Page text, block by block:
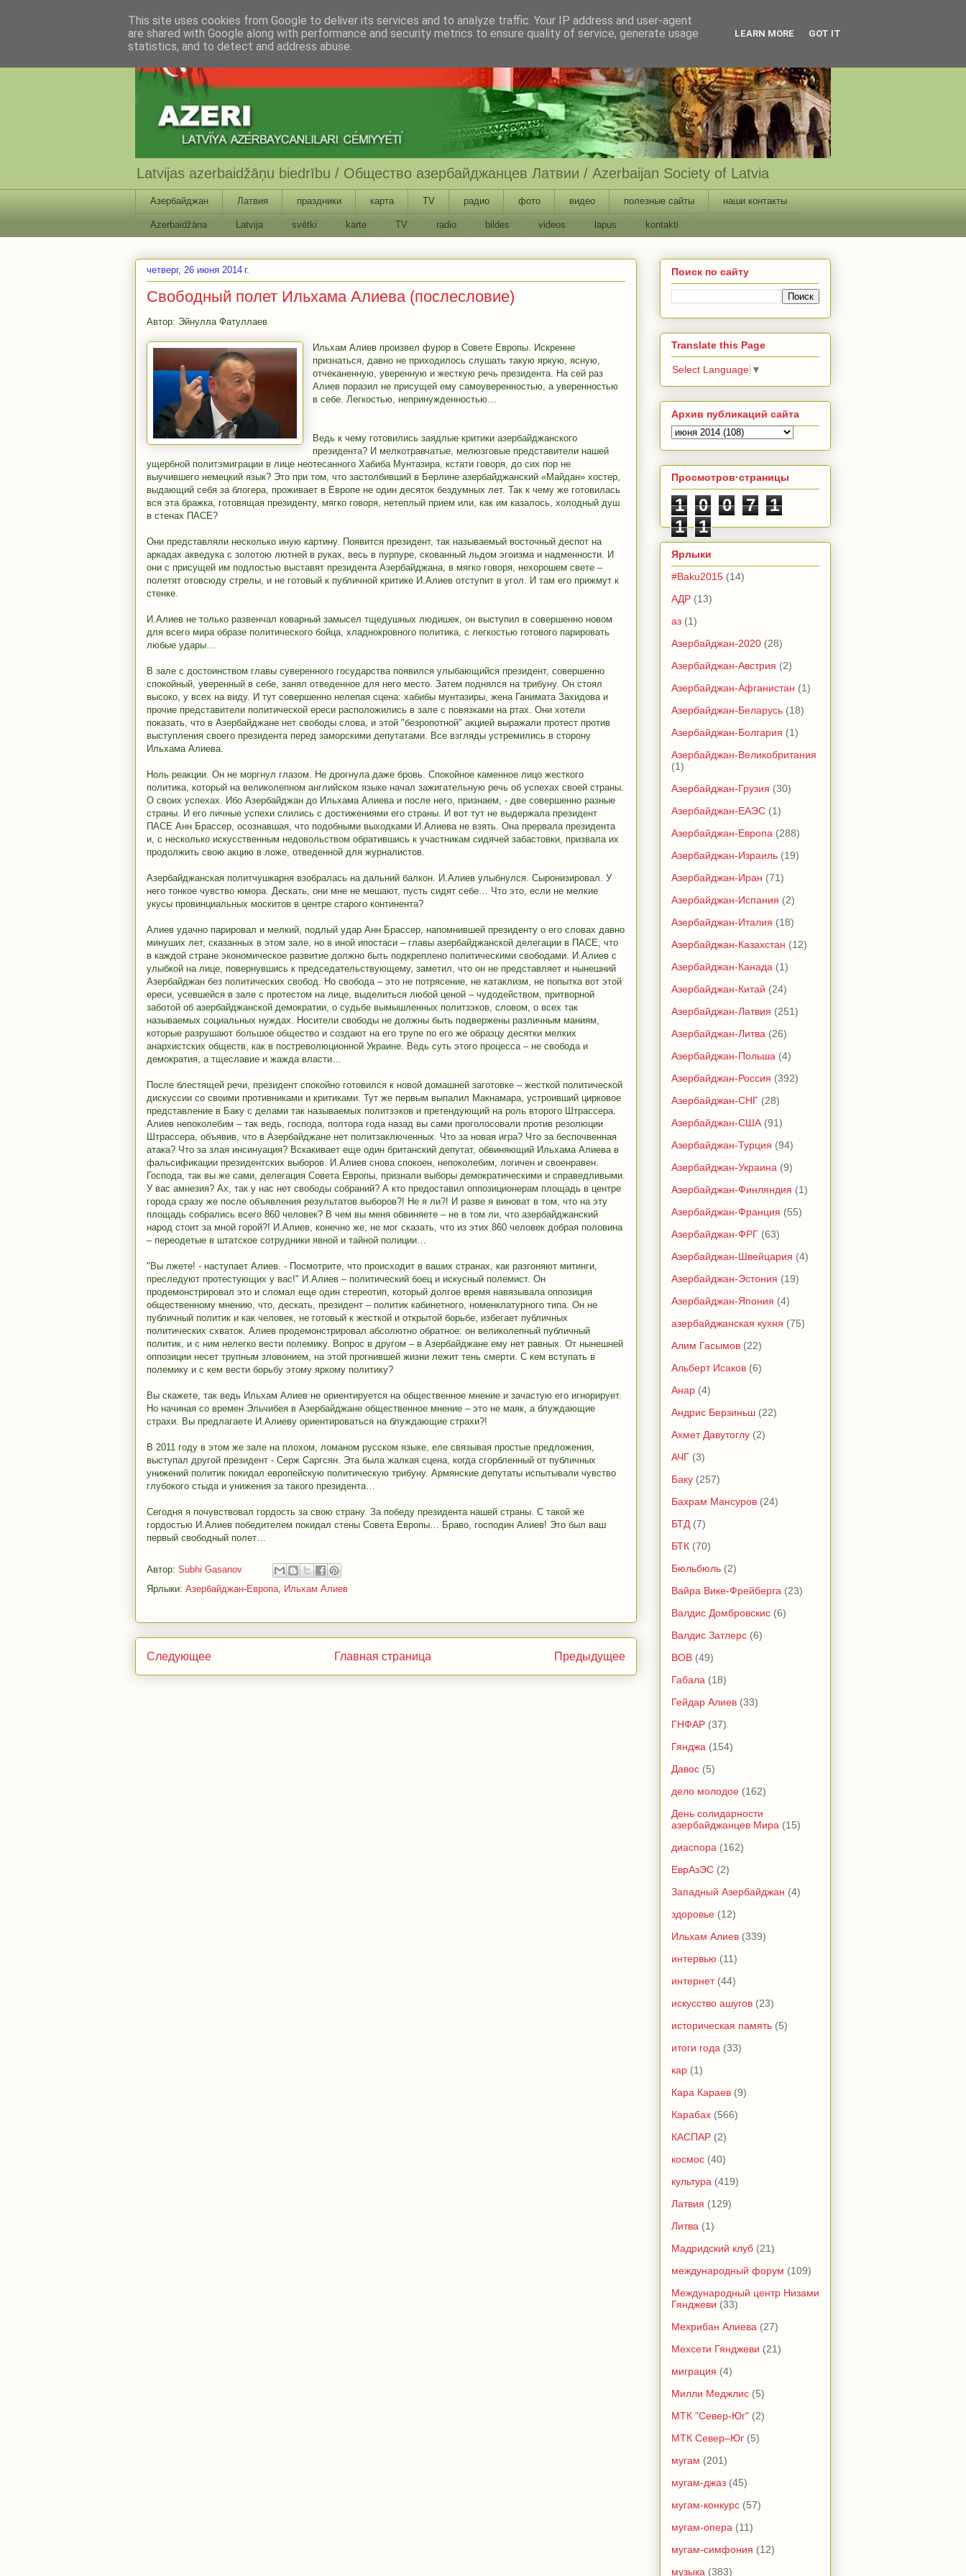
Latvijas azerbaidžāņu biedrību / Общество азербайджанцев Латвии / Azerbaijan Society of Latvia
Азербайджан Латвия праздники карта TV радио фото видео полезные сайты наши контакты
Azerbaidžāna Latvija svētki karte TV radio bildes videos lapus kontakti
четверг, 26 июня 2014 г.
Свободный полет Ильхама Алиева (послесловие)
Автор: Эйнулла Фатуллаев
Ильхам Алиев произвел фурор в Совете Европы. Искренне
признаться, давно не приходилось слушать такую яркую, ясную,
отчеканенную, уверенную и жесткую речь президента. На сей раз
Алиев поразил не присущей ему самоуверенностью, а уверенностью
в себе. Легкостью, непринужденностью…
Ведь к чему готовились заядлые критики азербайджанского
президента? И мелкотравчатые, мелюзговые представители нашей
ущербной политэмиграции в лице неотесанного Хабиба Мунтазира, кстати говоря, до сих пор не
выучившего немецкий язык? Это при том, что застолбивший в Берлине азербайджанский «Майдан» хостер,
выдающий себя за блогера, проживает в Европе не один десяток бездумных лет. Так к чему же готовилась
вся эта бражка, готовящая президенту, мягко говоря, нетеплый прием или, как им казалось, холодный душ
в стенах ПАСЕ?
Они представляли несколько иную картину. Появится президент, так называемый восточный деспот на
аркадах акведука с золотою лютней в руках, весь в пурпуре, скованный льдом эгоизма и надменности. И
они с присущей им подлостью выставят президента Азербайджана, в мягко говоря, нехорошем свете –
полетят отовсюду стрелы, и не готовый к публичной критике И.Алиев отступит в угол. И там его прижмут к
стенке.
И.Алиев не только развенчал коварный замысел тщедушных людишек, он выступил в совершенно новом
для всего мира образе политического бойца, хладнокровного политика, с легкостью готового парировать
любые удары…
В зале с достоинством главы суверенного государства появился улыбающийся президент, совершенно
спокойный, уверенный в себе, занял отведенное для него место. Затем поднялся на трибуну. Он стоял
высоко, у всех на виду. И тут совершенно нелепая сцена: хабибы мунтазиры, жена Ганимата Захидова и
прочие представители политической ереси расположились в зале с повязками на ртах. Они хотели
показать, что в Азербайджане нет свободы слова, и этой "безропотной" акцией выражали протест против
выступления своего президента перед заморскими депутатами. Все взгляды устремились в сторону
Ильхама Алиева.
Ноль реакции. Он не моргнул глазом. Не дрогнула даже бровь. Спокойное каменное лицо жесткого
политика, который на великолепном английском языке начал зажигательную речь об успехах своей страны.
О своих успехах. Ибо Азербайджан до Ильхама Алиева и после него, признаем, - две совершенно разные
страны. И его личные успехи слились с достижениями его страны. И вот тут не выдержала президент
ПАСЕ Анн Брассер, осознавшая, что подобными выходками И.Алиева не взять. Она прервала президента
и, с несколько искусственным недовольством обратившись к участникам сидячей забастовки, призвала их
продолжить свою акцию в ложе, отведенной для журналистов.
Азербайджанская политчушкарня взобралась на дальний балкон. И.Алиев улыбнулся. Сыронизировал. У
него тонкое чувство юмора. Дескать, они мне не мешают, пусть сидят себе… Что это, если не мелкие
укусы провинциальных москитов в центре старого континента?
Алиев удачно парировал и мелкий, подлый удар Анн Брассер, напомнившей президенту о его словах давно
минуших лет, сказанных в этом зале, но в иной ипостаси – главы азербайджанской делегации в ПАСЕ, что
в каждой стране экономическое развитие должно быть подкреплено политическими свободами. И.Алиев с
улыбкой на лице, повернувшись к председательствующему, заметил, что он не представляет и нынешний
Азербайджан без политических свобод. Но свобода – это не потрясение, не катаклизм, не попытка вот этой
ереси, усевшейся в зале с протестом на лице, выделиться любой ценой – чудодейством, притворной
заботой об азербайджанской демократии, о судьбе вымышленных политзэков, словом, о всех так
называемых социальных нуждах. Носители свободы не должны быть подвержены различным маниям,
которые разрушают большое общество и создают на его трупе по его же образцу десятки мелких
анархистских обществ, как в постреволюционной Украине. Ведь суть этого процесса – не свобода и
демократия, а тщеславие и жажда власти…
После блестящей речи, президент спокойно готовился к новой домашней заготовке – жесткой политической
дискуссии со своими противниками и критиками. Тут же первым выпалил Макнамара, устроивший цирковое
представление в Баку с делами так называемых политзэков и претендующий на роль второго Штрассера.
Алиев непоколебим – так ведь, господа, полтора года назад вы сами проголосовали против резолюции
Штрассера, объявив, что в Азербайджане нет политзаключенных. Что за новая игра? Что за беспочвенная
атака? Что за злая инсинуация? Вскакивает еще один британский депутат, обвиняющий Ильхама Алиева в
фальсификации президентских выборов. И.Алиев снова спокоен, непоколебим, логичен и своенравен.
Господа, так вы же сами, делегация Совета Европы, признали выборы демократическими и справедливыми.
У вас амнезия? Ах, так у нас нет свободы собраний? А кто предоставил оппозиционерам площадь в центре
города сразу же после объявления результатов выборов?! Не я ли?! И разве я виноват в том, что на эту
площадь собрались всего 860 человек? В чем вы меня обвиняете – не в том ли, что азербайджанский
народ стоит за мной горой?! И.Алиев, конечно же, не мог сказать, что из этих 860 человек добрая половина
– переодетые в штатское сотрудники явной и тайной полиции…
"Вы лжете! - наступает Алиев. - Посмотрите, что происходит в ваших странах, как разгоняют митинги,
преследуют протестующих у вас!" И.Алиев – политический боец и искусный полемист. Он
продемонстрировал это и сломал еще один стереотип, который долгое время навязывала оппозиция
общественному мнению, что, дескать, президент – политик кабинетного, номенклатурного типа. Он не
публичный политик и как человек, не готовый к жесткой и открытой борьбе, избегает публичных
политических схваток. Алиев продемонстрировал абсолютно обратное: он великолепный публичный
политик, и с ним нелегко вести полемику. Вопрос в другом – в Азербайджане ему нет равных. От нынешней
оппозиции несет трупным зловонием, на этой прогнившей жизни лежит тень смерти. С кем вступать в
полемику и с кем вести борьбу этому яркому политику?
Вы скажете, так ведь Ильхам Алиев не ориентируется на общественное мнение и зачастую его игнорирует.
Но начиная со времен Эльчибея в Азербайджане общественное мнение – это не маяк, а блуждающие
страхи. Вы предлагаете И.Алиеву ориентироваться на блуждающие страхи?!
В 2011 году в этом же зале на плохом, ломаном русском языке, еле связывая простые предложения,
выступал другой президент - Серж Саргсян. Эта была жалкая сцена, когда сгорбленный от публичных
унижений политик покидал европейскую политическую трибуну. Армянские депутаты испытывали чувство
глубокого стыда и унижения за такого президента…
Сегодня я почувствовал гордость за свою страну. За победу президента нашей страны. С такой же
гордостью И.Алиев победителем покидал стены Совета Европы… Браво, господин Алиев! Это был ваш
первый свободный полет…
Автор: Subhi Gasanov
Ярлыки: Азербайджан-Европа, Ильхам Алиев
Следующее Предыдущее
Главная страница
Поиск по сайту
Translate this Page
Select Language ▼
Архив публикаций сайта
Просмотров·страницы
1 0 0 7
1
1
1
Ярлыки
#Baku2015 (14)
АДР (13)
аз (1)
Азербайджан-2020 (28)
Азербайджан-Австрия (2)
Азербайджан-Афганистан (1)
Азербайджан-Беларусь (18)
Азербайджан-Болгария (1)
Азербайджан-Великобритания
(1)
Азербайджан-Грузия (30)
Азербайджан-ЕАЭС (1)
Азербайджан-Европа (288)
Азербайджан-Израиль (19)
Азербайджан-Иран (71)
Азербайджан-Испания (2)
Азербайджан-Италия (18)
Азербайджан-Казахстан (12)
Азербайджан-Канада (1)
Азербайджан-Китай (24)
Азербайджан-Латвия (251)
Азербайджан-Литва (26)
Азербайджан-Польша (4)
Азербайджан-Россия (392)
Азербайджан-СНГ (28)
Азербайджан-США (91)
Азербайджан-Турция (94)
Азербайджан-Украина (9)
Азербайджан-Финляндия (1)
Азербайджан-Франция (55)
Азербайджан-ФРГ (63)
Азербайджан-Швейцария (4)
Азербайджан-Эстония (19)
Азербайджан-Япония (4)
азербайджанская кухня (75)
Алим Гасымов (22)
Альберт Исаков (6)
Анар (4)
Андрис Берзиньш (22)
Ахмет Давутоглу (2)
АЧГ (3)
Баку (257)
Бахрам Мансуров (24)
БТД (7)
БТК (70)
Бюльбюль (2)
Вайра Вике-Фрейберга (23)
Валдис Домбровскис (6)
Валдис Затлерс (6)
ВОВ (49)
Габала (18)
Гейдар Алиев (33)
ГНФАР (37)
Гянджа (154)
Давос (5)
дело молодое (162)
День солидарности
азербайджанцев Мира (15)
диаспора (162)
ЕврАзЭС (2)
Западный Азербайджан (4)
здоровье (12)
Ильхам Алиев (339)
интервью (11)
интернет (44)
искусство ашугов (23)
историческая память (5)
итоги года (33)
кар (1)
Кара Караев (9)
Карабах (566)
КАСПАР (2)
космос (40)
культура (419)
Латвия (129)
Литва (1)
Мадридский клуб (21)
международный форум (109)
Международный центр Низами
Гянджеви (33)
Мехрибан Алиева (27)
Мехсети Гянджеви (21)
миграция (4)
Милли Меджлис (5)
МТК "Север-Юг" (2)
МТК Север–Юг (5)
мугам (201)
мугам-джаз (45)
мугам-конкурс (57)
мугам-опера (11)
мугам-симфония (12)
музыка (383)
This site uses cookies from Google to deliver its services and to analyze traffic. Your IP address and user-agent
are shared with Google along with performance and security metrics to ensure quality of service, generate usage
statistics, and to detect and address abuse.
LEARN MORE GOT IT